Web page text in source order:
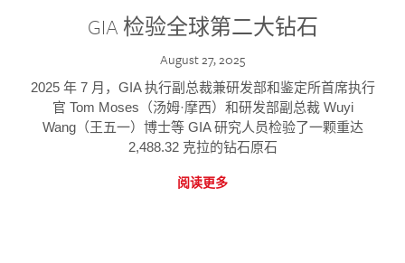
GIA 检验全球第二大钻石
August 27, 2025
2025 年 7 月，GIA 执行副总裁兼研发部和鉴定所首席执行
官 Tom Moses（汤姆·摩西）和研发部副总裁 Wuyi
Wang（王五一）博士等 GIA 研究人员检验了一颗重达
2,488.32 克拉的钻石原石
阅读更多